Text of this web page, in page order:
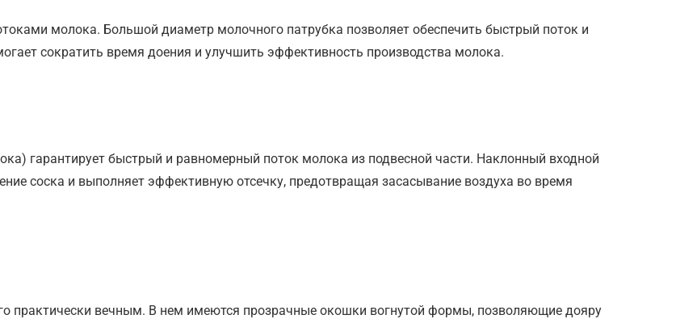
молока. Большой диаметр молочного патрубка позволяет обеспечить быстрый поток и
сократить время доения и улучшить эффективность производства молока.
гарантирует быстрый и равномерный поток молока из подвесной части. Наклонный входной
соска и выполняет эффективную отсечку, предотвращая засасывание воздуха во время
практически вечным. В нем имеются прозрачные окошки вогнутой формы, позволяющие дояру